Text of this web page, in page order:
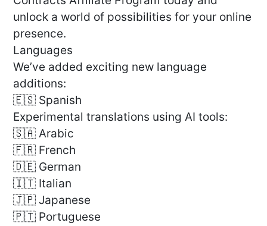
unlock a world of possibilities for your online
presence.
Languages
We’ve added exciting new language
additions:
🇪🇸 Spanish
Experimental translations using AI tools:
🇸🇦 Arabic
🇫🇷 French
🇩🇪 German
🇮🇹 Italian
🇯🇵 Japanese
🇵🇹 Portuguese